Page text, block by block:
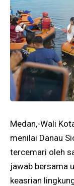
Medan,-Wali
menilai Danau
tercemari oleh
jawab bersama
keasrian